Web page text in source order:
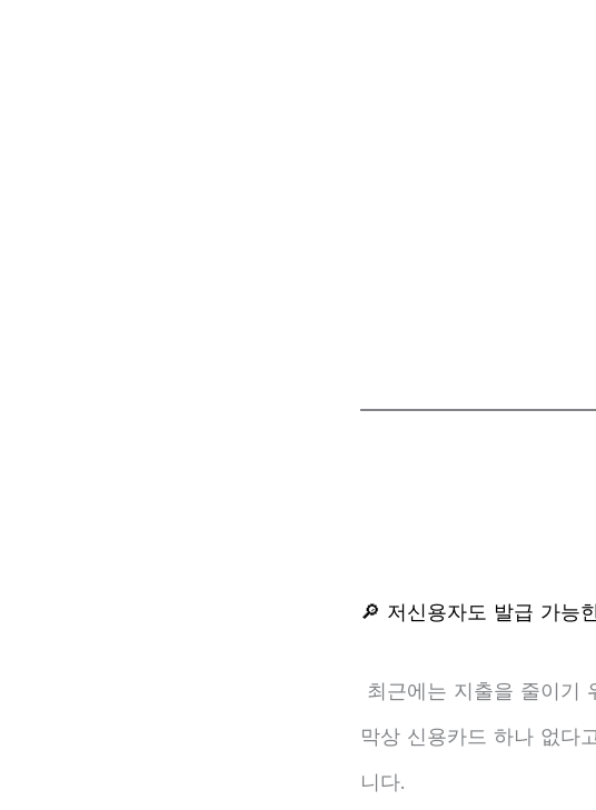
🔎 저신용자도 발급 가능
최근에는 지출을 줄이기
막상 신용카드 하나 없다
니다.